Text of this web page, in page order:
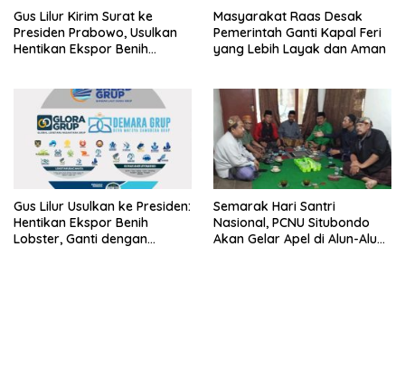
Gus Lilur Kirim Surat ke
Presiden Prabowo, Usulkan
Hentikan Ekspor Benih
Masyarakat Raas Desak
Pemerintah Ganti Kapal Feri
yang Lebih Layak dan Aman
Gus Lilur Usulkan ke Presiden:
Hentikan Ekspor Benih
Lobster, Ganti dengan
Semarak Hari Santri
Nasional, PCNU Situbondo
Akan Gelar Apel di Alun-Alun